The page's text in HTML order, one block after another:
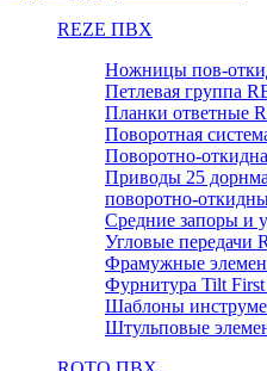
REZE ПВХ
Ножницы пов-
Петлевая группа
Планки ответные
Поворотная
Поворотно-
Приводы 25
поворотно-
Средние запоры и
Угловые передачи
Фрамужные
Фурнитура Tilt
Шаблоны
Штульповые